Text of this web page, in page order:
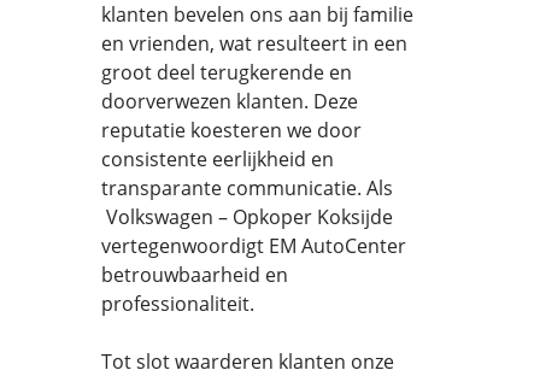
klanten bevelen ons aan bij familie
en vrienden, wat resulteert in een
groot deel terugkerende en
doorverwezen klanten. Deze
reputatie koesteren we door
consistente eerlijkheid en
transparante communicatie. Als
Volkswagen – Opkoper Koksijde
vertegenwoordigt EM AutoCenter
betrouwbaarheid en
professionaliteit.
Tot slot waarderen klanten onze